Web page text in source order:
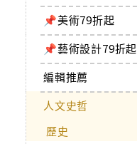
📌美術79折起
📌藝術設計79折起
編輯推薦
人文史哲
歷史